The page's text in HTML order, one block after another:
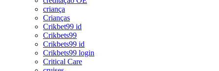
criança
Crianças
Crikbet99 id
Crikbets99
Crikbets99 id
Crikbets99 login
Critical Care